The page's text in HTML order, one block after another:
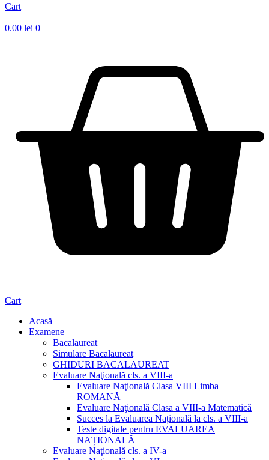
Cart
0.00 lei 0
Cart
Acasă
Examene
Bacalaureat
Simulare Bacalaureat
GHIDURI BACALAUREAT
Evaluare Naţională cls. a VIII-a
Evaluare Naţională Clasa VIII Limba
ROMANĂ
Evaluare Naţională Clasa a VIII-a Matematică
Succes la Evaluarea Națională la cls. a VIII-a
Teste digitale pentru EVALUAREA
NAȚIONALĂ
Evaluare Naţională cls. a IV-a